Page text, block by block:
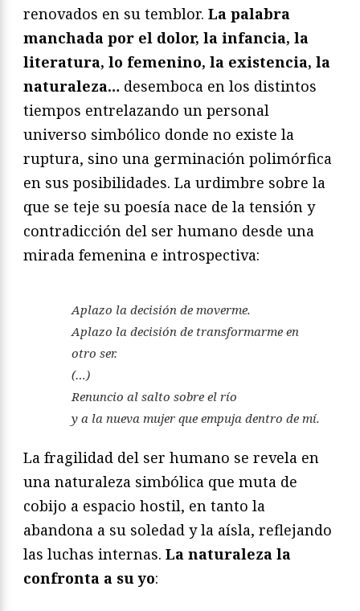
renovados en su temblor. La palabra
manchada por el dolor, la infancia, la
literatura, lo femenino, la existencia, la
naturaleza… desemboca en los distintos
tiempos entrelazando un personal
universo simbólico donde no existe la
ruptura, sino una germinación polimórfica
en sus posibilidades. La urdimbre sobre la
que se teje su poesía nace de la tensión y
contradicción del ser humano desde una
mirada femenina e introspectiva:
Aplazo la decisión de moverme.
Aplazo la decisión de transformarme en
otro ser.
(…)
Renuncio al salto sobre el río
y a la nueva mujer que empuja dentro de mí.
La fragilidad del ser humano se revela en
una naturaleza simbólica que muta de
cobijo a espacio hostil, en tanto la
abandona a su soledad y la aísla, reflejando
las luchas internas. La naturaleza la
confronta a su yo: